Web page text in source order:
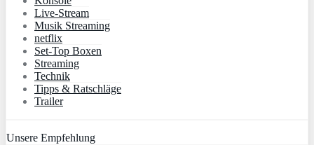
Live-Stream
Musik Streaming
netflix
Set-Top Boxen
Streaming
Technik
Tipps & Ratschläge
Trailer
Unsere Empfehlung